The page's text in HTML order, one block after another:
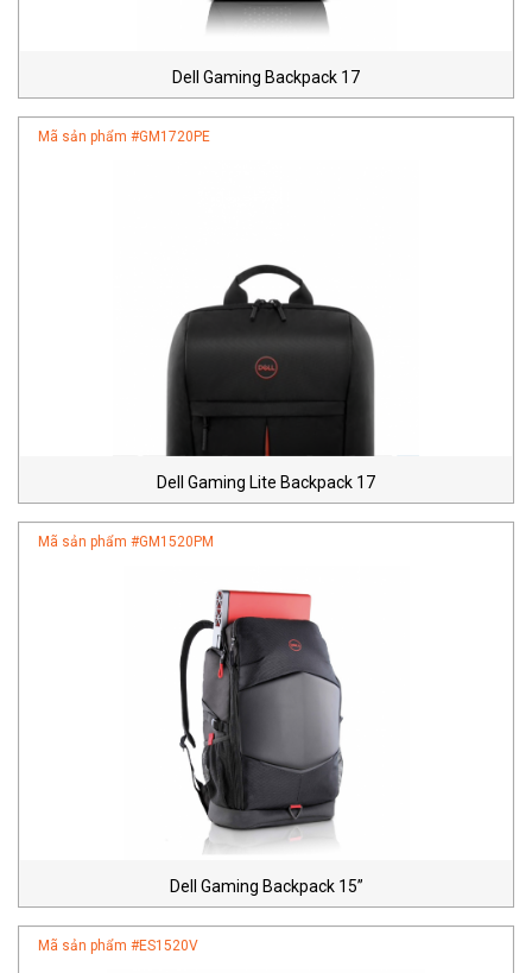
Dell Gaming Backpack 17
Mã sản phẩm #GM1720PE
Dell Gaming Lite Backpack 17
Mã sản phẩm #GM1520PM
Dell Gaming Backpack 15”
Mã sản phẩm #ES1520V